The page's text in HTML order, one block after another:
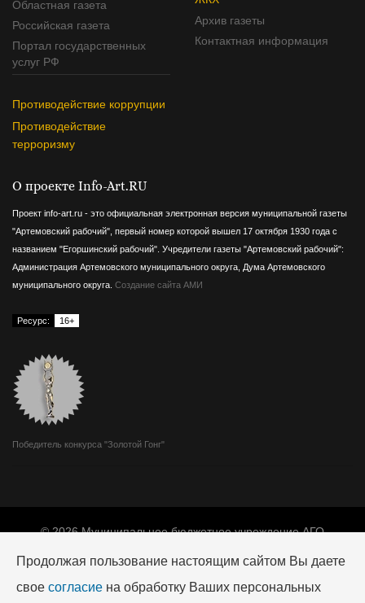
Областная газета
Российская газета
Портал государственных
услуг РФ
Противодействие коррупции
Противодействие
терроризму
Архив газеты
Контактная информация
О проекте Info-Art.RU
Проект info-art.ru - это официальная электронная версия муниципальной газеты
"Артемовский рабочий", первый номер которой вышел 17 октября 1930 года с
названием "Егоршинский рабочий". Учредители газеты "Артемовский рабочий":
Администрация Артемовского муниципального округа, Дума Артемовского
муниципального округа. Создание сайта АМИ
Ресурс: 16+
Победитель конкурса "Золотой Гонг"
© 2026 Муниципальное бюджетное учреждение АГО
Адрес: 623780, г. Артемовский, ул. Мира, 10.
Телефон редакции: +7 (34363) 2-04-68, e-mail:art-
Продолжая пользование настоящим сайтом Вы даете
свое согласие на обработку Ваших персональных